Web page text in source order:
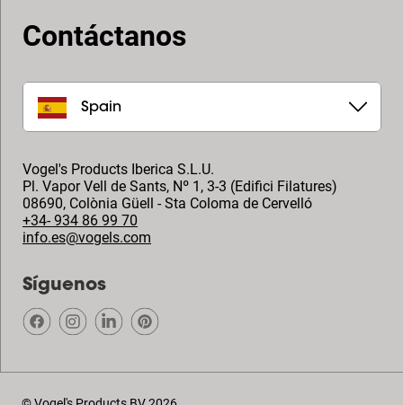
Contáctanos
Spain
Vogel's Products Iberica S.L.U.
Pl. Vapor Vell de Sants, Nº 1, 3-3 (Edifici Filatures)
08690, Colònia Güell - Sta Coloma de Cervelló
+34- 934 86 99 70
info.es@vogels.com
Síguenos